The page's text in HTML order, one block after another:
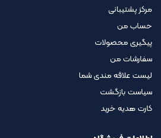
مرکز پشتیبانی
حساب من
پیگیری محصولات
سفارشات من
لیست علاقه مندی شما
سیاست بازگشت
کارت هدیه خرید